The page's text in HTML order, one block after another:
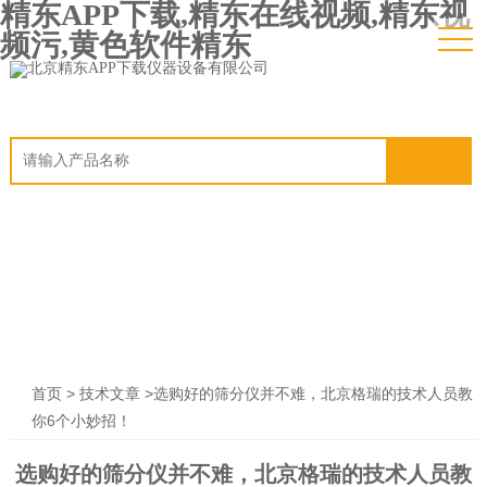
精东APP下载,精东在线视频,精东视
频污,黄色软件精东
首页> 技术文章>选购好的筛分仪并不难，北京格瑞的技术人员教
你6个小妙招！
选购好的筛分仪并不难，北京格瑞的技术人员教